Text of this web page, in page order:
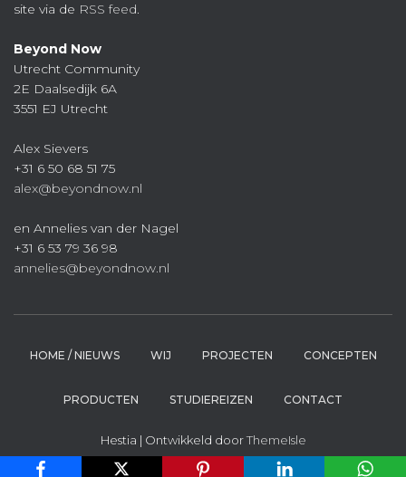
site via de RSS feed.
Beyond Now
Utrecht Community
2E Daalsedijk 6A
3551 EJ Utrecht
Alex Sievers
+31 6 50 68 51 75
alex@beyondnow.nl
en Annelies van der Nagel
+31 6 53 79 36 98
annelies@beyondnow.nl
HOME / NIEUWS WIJ PROJECTEN CONCEPTEN
PRODUCTEN STUDIEREIZEN CONTACT
Hestia | Ontwikkeld doorThemeIsle